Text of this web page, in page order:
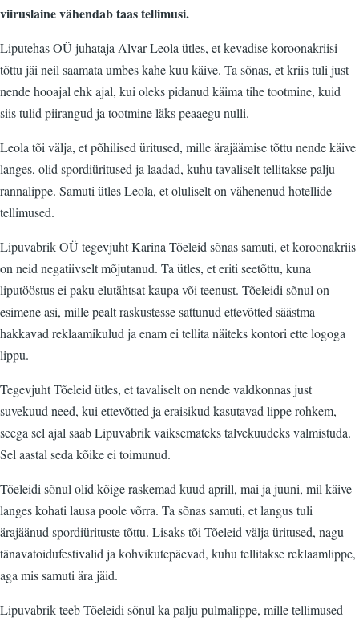
viiruslaine vähendab taas tellimusi.
Liputehas OÜ juhataja Alvar Leola ütles, et kevadise koroonakriisi
tõttu jäi neil saamata umbeskahe kuu käive. Ta sõnas, et kriis tuli just
nende hooajal ehk ajal, kui oleks pidanud käima tihe tootmine, kuid
siis tulid piirangud ja tootmine läks peaaegu nulli.
Leola tõi välja, et põhilised üritused, mille ärajäämise tõttu nende käive
langes, olid spordiüritused ja laadad, kuhu tavaliselt tellitakse palju
rannalippe. Samuti ütles Leola, et oluliselt on vähenenud hotellide
tellimused.
Lipuvabrik OÜ tegevjuht Karina Tõeleid sõnas samuti, et koroonakriis
on neid negatiivselt mõjutanud. Ta ütles, et eriti seetõttu, kuna
liputööstus ei paku elutähtsat kaupa või teenust. Tõeleidi sõnul on
esimene asi, mille pealt raskustesse sattunud ettevõtted säästma
hakkavad reklaamikulud ja enam ei tellita näiteks kontori ette logoga
lippu.
Tegevjuht Tõeleid ütles, et tavaliselt on nende valdkonnas just
suvekuud need, kui ettevõtted ja eraisikud kasutavad lippe rohkem,
seega sel ajal saab Lipuvabrik vaiksemateks talvekuudeks valmistuda.
Sel aastal seda kõike ei toimunud.
Tõeleidi sõnul olid kõige raskemad kuud aprill, mai ja juuni, mil käive
langes kohati lausa poole võrra. Ta sõnas samuti, et langus tuli
ärajäänud spordiürituste tõttu. Lisaks tõi Tõeleid välja üritused, nagu
tänavatoidufestivalid ja kohvikutepäevad, kuhu tellitakse reklaamlippe,
aga mis samuti ära jäid.
Lipuvabrik teeb Tõeleidi sõnul ka palju pulmalippe, mille tellimused